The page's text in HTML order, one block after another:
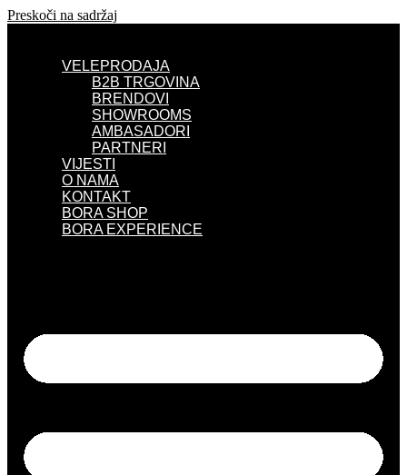
Preskoči na sadržaj
VELEPRODAJA
B2B TRGOVINA
BRENDOVI
SHOWROOMS
AMBASADORI
PARTNERI
VIJESTI
O NAMA
KONTAKT
BORA SHOP
BORA EXPERIENCE